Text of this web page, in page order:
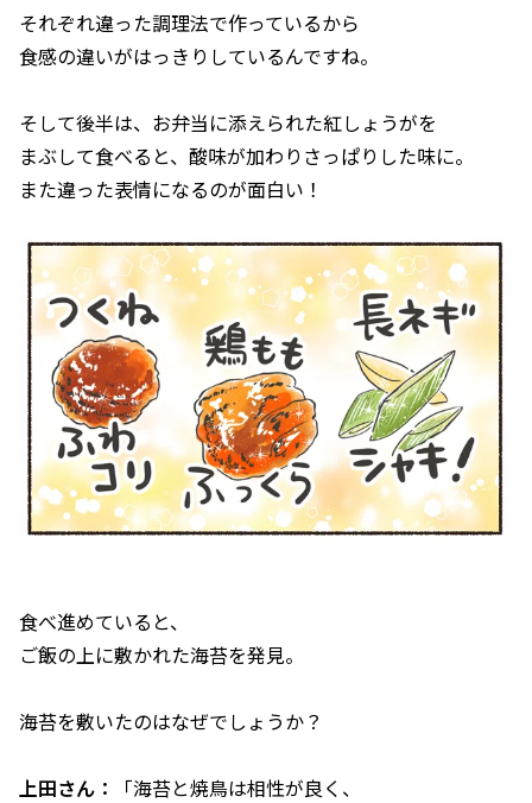
それぞれ違った調理法で作っているから
食感の違いがはっきりしているんですね。
そして後半は、お弁当に添えられた紅しょうがを
まぶして食べると、酸味が加わりさっぱりした味に。
また違った表情になるのが面白い！
食べ進めていると、
ご飯の上に敷かれた海苔を発見。
海苔を敷いたのはなぜでしょうか？
上田さん：
「海苔と焼鳥は相性が良く、